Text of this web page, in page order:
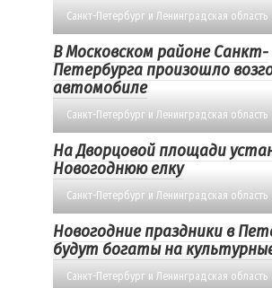
Санкт-Петербург и Ленинградская область
В Московском районе Санкт-
Петербурга произошло
автомобиле
Санкт-Петербург и Ленинградская область
На Дворцовой площади
Новогоднюю елку
Санкт-Петербург и Ленинградская область
Новогодние праздники в
будут богаты на
Санкт-Петербург и Ленинградская область